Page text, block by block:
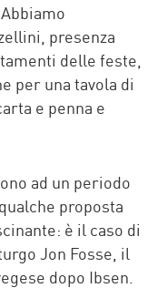
presenza
delle feste,
per una tavola di
e penna e
ad un periodo
proposta
è il caso di
Jon Fosse, il
dopo Ibsen.